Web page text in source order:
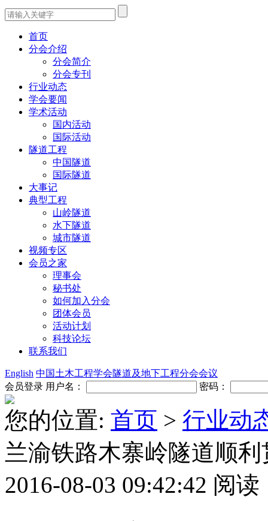
首页
分会介绍
分会简介
分会专刊
行业动态
学会要闻
学术活动
国内活动
国际活动
隧道工程
中国隧道
国际隧道
大事记
典型工程
山岭隧道
水下隧道
城市隧道
视频专区
会员之家
理事会
秘书处
如何加入分会
团体会员
活动计划
科技论坛
联系我们
English 中国土木工程学会隧道及地下工程分会会议
会员登录 用户名： 密码：
您的位置: 首页 > 行业动
兰渝铁路木寨岭隧道顺利
2016-08-03 09:42:42 阅读